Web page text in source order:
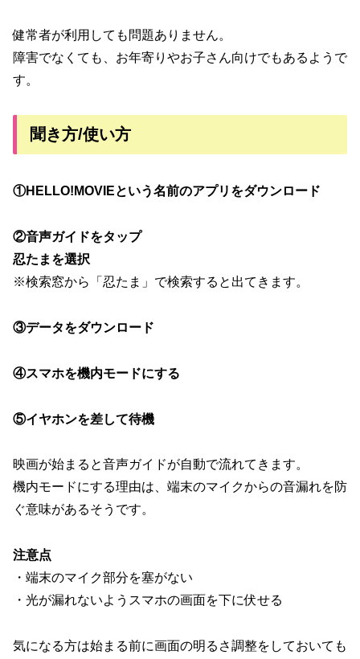
健常者が利用しても問題ありません。
障害でなくても、お年寄りやお子さん向けでもあるようで
す。
聞き方/使い方
①HELLO!MOVIEという名前のアプリをダウンロード
②音声ガイドをタップ
忍たまを選択
※検索窓から「忍たま」で検索すると出てきます。
③データをダウンロード
④スマホを機内モードにする
⑤イヤホンを差して待機
映画が始まると音声ガイドが自動で流れてきます。
機内モードにする理由は、端末のマイクからの音漏れを防
ぐ意味があるそうです。
注意点
・端末のマイク部分を塞がない
・光が漏れないようスマホの画面を下に伏せる
気になる方は始まる前に画面の明るさ調整をしておいても